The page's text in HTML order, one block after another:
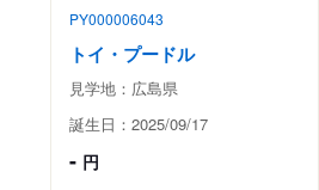
PY000006043
トイ・プードル
見学地：広島県
誕生日：2025/09/17
- 円